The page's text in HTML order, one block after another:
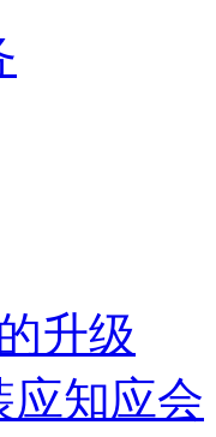
升级
应知应会